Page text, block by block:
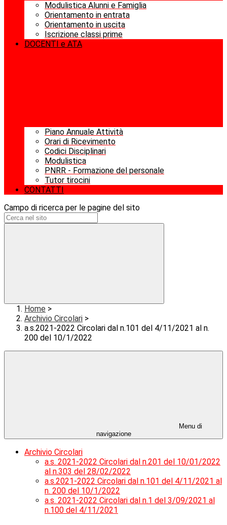
Modulistica Alunni e Famiglia
Orientamento in entrata
Orientamento in uscita
Iscrizione classi prime
DOCENTI e ATA
Piano Annuale Attività
Orari di Ricevimento
Codici Disciplinari
Modulistica
PNRR - Formazione del personale
Tutor tirocini
CONTATTI
Campo di ricerca per le pagine del sito
Home >
Archivio Circolari >
a.s.2021-2022 Circolari dal n.101 del 4/11/2021 al n.
200 del 10/1/2022
Menu di
navigazione
Archivio Circolari
a.s. 2021-2022 Circolari dal n.201 del 10/01/2022
al n.303 del 28/02/2022
a.s.2021-2022 Circolari dal n.101 del 4/11/2021 al
n. 200 del 10/1/2022
a.s. 2021-2022 Circolari dal n.1 del 3/09/2021 al
n.100 del 4/11/2021